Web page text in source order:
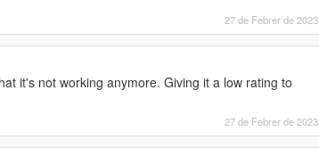
27 de Febrer de 2023
it's not working anymore. Giving it a low rating to
27 de Febrer de 2023